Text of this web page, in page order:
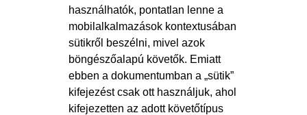
használhatók, pontatlan lenne a
mobilalkalmazások kontextusában
sütikről beszélni, mivel azok
böngészőalapú követők. Emiatt
ebben a dokumentumban a „sütik”
kifejezést csak ott használjuk, ahol
kifejezetten az adott követőtípus